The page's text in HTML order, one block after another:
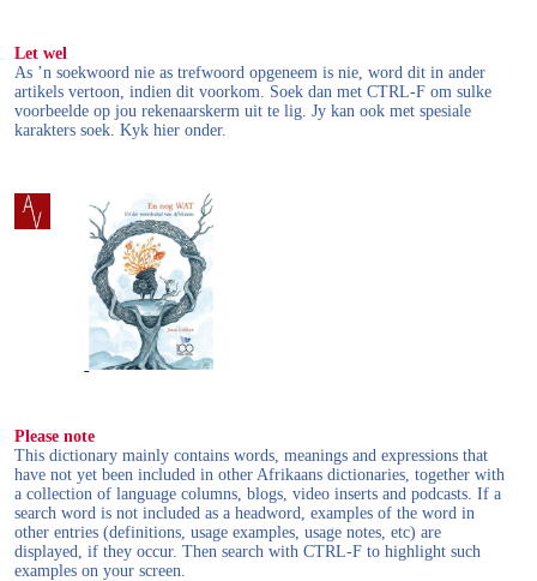
Let wel
As ’n soekwoord nie as trefwoord opgeneem is nie, word dit in ander
artikels vertoon, indien dit voorkom. Soek dan met CTRL-F om sulke
voorbeelde op jou rekenaarskerm uit te lig. Jy kan ook met spesiale
karakters soek. Kyk hier onder.
Please note
This dictionary mainly contains words, meanings and expressions that
have not yet been included in other Afrikaans dictionaries, together with
a collection of language columns, blogs, video inserts and podcasts. If a
search word is not included as a headword, examples of the word in
other entries (definitions, usage examples, usage notes, etc) are
displayed, if they occur. Then search with CTRL-F to highlight such
examples on your screen.